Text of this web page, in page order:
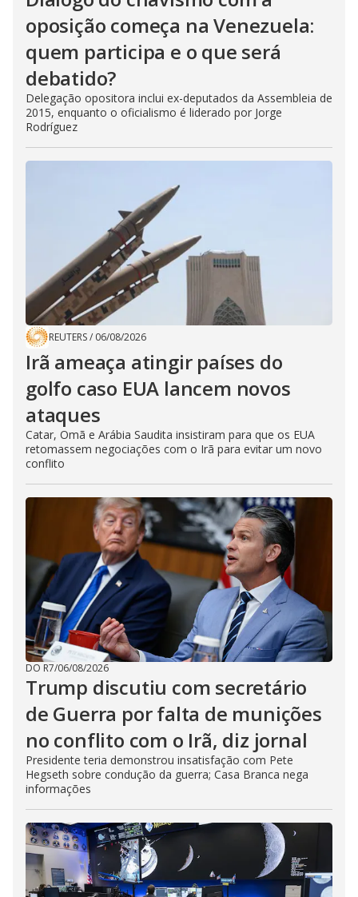
oposição começa na Venezuela:
quem participa e o que será
debatido?
Delegação opositora inclui ex-deputados da Assembleia de
2015, enquanto o oficialismo é liderado por Jorge
Rodríguez
REUTERS/ 06/08/2026
Irã ameaça atingir países do
golfo caso EUA lancem novos
ataques
Catar, Omã e Arábia Saudita insistiram para que os EUA
retomassem negociações com o Irã para evitar um novo
conflito
DO R7/06/08/2026
Trump discutiu com secretário
de Guerra por falta de munições
no conflito com o Irã, diz jornal
Presidente teria demonstrou insatisfação com Pete
Hegseth sobre condução da guerra; Casa Branca nega
informações